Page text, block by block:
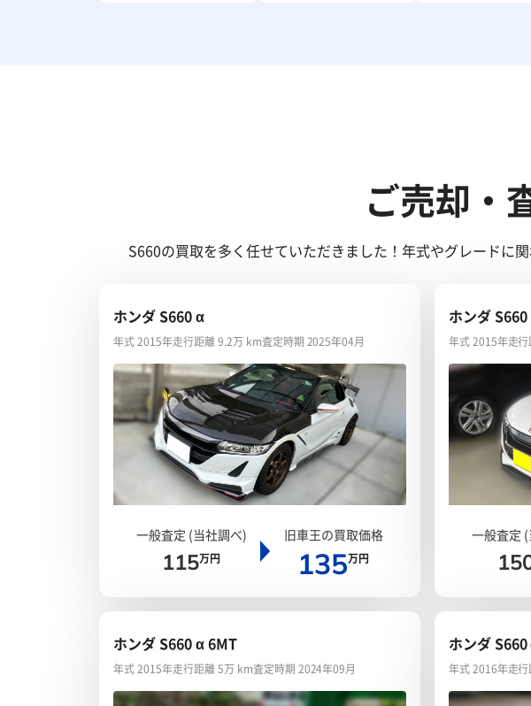
ご売却・
S660の買取を多く任せていただきました！年式やグレードに
ホンダ S660 α
年式 2015年走行距離 9.2万 km査定時期 2025年04月
一般査定 (当社調べ)
115万円
旧車王の買取価格
135万円
ホンダ
年式 2015年走
一般査定
ホンダ S660 α 6MT
年式 2015年走行距離 5万 km査定時期 2024年09月
ホンダ
年式 2016年走